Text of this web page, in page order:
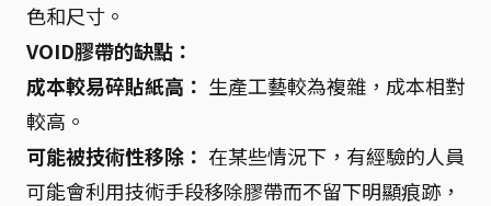
色和尺寸。
VOID膠帶的缺點：
成本較易碎貼紙高： 生產工藝較為複雜，成本相對
較高。
可能被技術性移除： 在某些情況下，有經驗的人員
可能會利用技術手段移除膠帶而不留下明顯痕跡，